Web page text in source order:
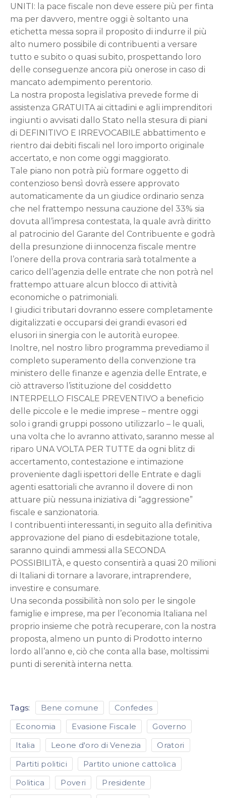
UNITI: la pace fiscale non deve essere più per finta
ma per davvero, mentre oggi è soltanto una
etichetta messa sopra il proposito di indurre il più
alto numero possibile di contribuenti a versare
tutto e subito o quasi subito, prospettando loro
delle conseguenze ancora più onerose in caso di
mancato adempimento perentorio.
La nostra proposta legislativa prevede forme di
assistenza GRATUITA ai cittadini e agli imprenditori
ingiunti o avvisati dallo Stato nella stesura di piani
di DEFINITIVO E IRREVOCABILE abbattimento e
rientro dai debiti fiscali nel loro importo originale
accertato, e non come oggi maggiorato.
Tale piano non potrà più formare oggetto di
contenzioso bensì dovrà essere approvato
automaticamente da un giudice ordinario senza
che nel frattempo nessuna cauzione del 33% sia
dovuta all’impresa contestata, la quale avrà diritto
al patrocinio del Garante del Contribuente e godrà
della presunzione di innocenza fiscale mentre
l’onere della prova contraria sarà totalmente a
carico dell’agenzia delle entrate che non potrà nel
frattempo attuare alcun blocco di attività
economiche o patrimoniali.
I giudici tributari dovranno essere completamente
digitalizzati e occuparsi dei grandi evasori ed
elusori in sinergia con le autorità europee.
Inoltre, nel nostro libro programma prevediamo il
completo superamento della convenzione tra
ministero delle finanze e agenzia delle Entrate, e
ciò attraverso l’istituzione del cosiddetto
INTERPELLO FISCALE PREVENTIVO a beneficio
delle piccole e le medie imprese – mentre oggi
solo i grandi gruppi possono utilizzarlo – le quali,
una volta che lo avranno attivato, saranno messe al
riparo UNA VOLTA PER TUTTE da ogni blitz di
accertamento, contestazione e intimazione
proveniente dagli ispettori delle Entrate e dagli
agenti esattoriali che avranno il dovere di non
attuare più nessuna iniziativa di “aggressione”
fiscale e sanzionatoria.
I contribuenti interessanti, in seguito alla definitiva
approvazione del piano di esdebitazione totale,
saranno quindi ammessi alla SECONDA
POSSIBILITÀ, e questo consentirà a quasi 20 milioni
di Italiani di tornare a lavorare, intraprendere,
investire e consumare.
Una seconda possibilità non solo per le singole
famiglie e imprese, ma per l’economia Italiana nel
proprio insieme che potrà recuperare, con la nostra
proposta, almeno un punto di Prodotto interno
lordo all’anno e, ciò che conta alla base, moltissimi
punti di serenità interna netta.
Tags: Bene comune
Confedes
Economia
Evasione Fiscale
Governo
Italia
Leone d'oro di Venezia
Oratori
Partiti politici
Partito unione cattolica
Politica
Poveri
Presidente